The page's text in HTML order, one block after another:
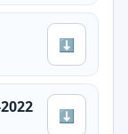
⬇
⬇